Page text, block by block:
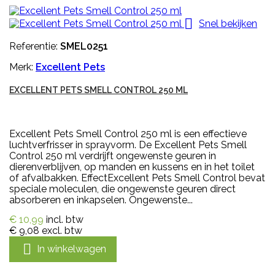

Snel bekijken
Referentie: SMEL0251
Merk: Excellent Pets
EXCELLENT PETS SMELL CONTROL 250 ML
Excellent Pets Smell Control 250 ml is een effectieve
luchtverfrisser in sprayvorm. De Excellent Pets Smell
Control 250 ml verdrijft ongewenste geuren in
dierenverblijven, op manden en kussens en in het toilet
of afvalbakken. EffectExcellent Pets Smell Control bevat
speciale moleculen, die ongewenste geuren direct
absorberen en inkapselen. Ongewenste...
€ 10,99 incl. btw
€ 9,08 excl. btw
 In winkelwagen